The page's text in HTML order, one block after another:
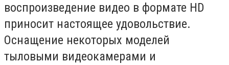
воспроизведение видео в формате HD
приносит настоящее удовольствие.
Оснащение некоторых моделей
тыловыми видеокамерами и